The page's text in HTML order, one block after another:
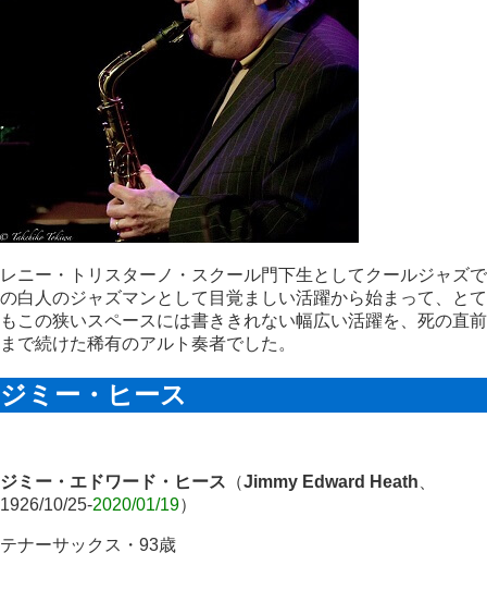
レニー・トリスターノ・スクール門下生としてクールジャズで
の白人のジャズマンとして目覚ましい活躍から始まって、とて
もこの狭いスペースには書ききれない幅広い活躍を、死の直前
まで続けた稀有のアルト奏者でした。
ジミー・ヒース
ジミー・エドワード・ヒース （Jimmy Edward Heath
1926/10/25-2020/01/19）
テナーサックス・93歳